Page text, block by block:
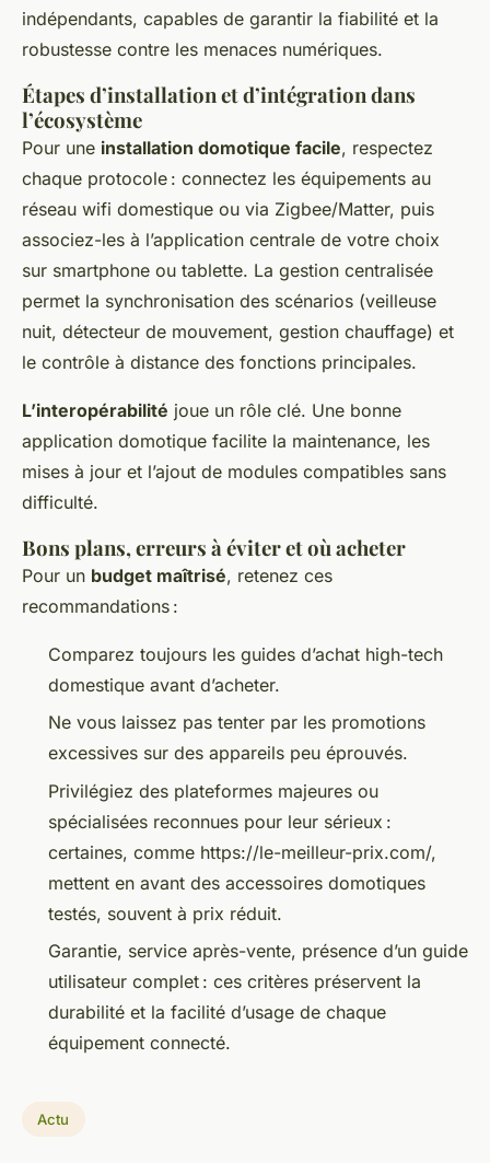
indépendants, capables de garantir la fiabilité et la
robustesse contre les menaces numériques.
Étapes d’installation et d’intégration dans
l’écosystème
Pour une installation domotique facile, respectez
chaque protocole : connectez les équipements au
réseau wifi domestique ou via Zigbee/Matter, puis
associez-les à l’application centrale de votre choix
sur smartphone ou tablette. La gestion centralisée
permet la synchronisation des scénarios (veilleuse
nuit, détecteur de mouvement, gestion chauffage) et
le contrôle à distance des fonctions principales.
L’interopérabilité joue un rôle clé. Une bonne
application domotique facilite la maintenance, les
mises à jour et l’ajout de modules compatibles sans
difficulté.
Bons plans, erreurs à éviter et où acheter
Pour un budget maîtrisé, retenez ces
recommandations :
Comparez toujours les guides d’achat high-tech
domestique avant d’acheter.
Ne vous laissez pas tenter par les promotions
excessives sur des appareils peu éprouvés.
Privilégiez des plateformes majeures ou
spécialisées reconnues pour leur sérieux :
certaines, comme https://le-meilleur-prix.com/,
mettent en avant des accessoires domotiques
testés, souvent à prix réduit.
Garantie, service après-vente, présence d’un guide
utilisateur complet : ces critères préservent la
durabilité et la facilité d’usage de chaque
équipement connecté.
Actu